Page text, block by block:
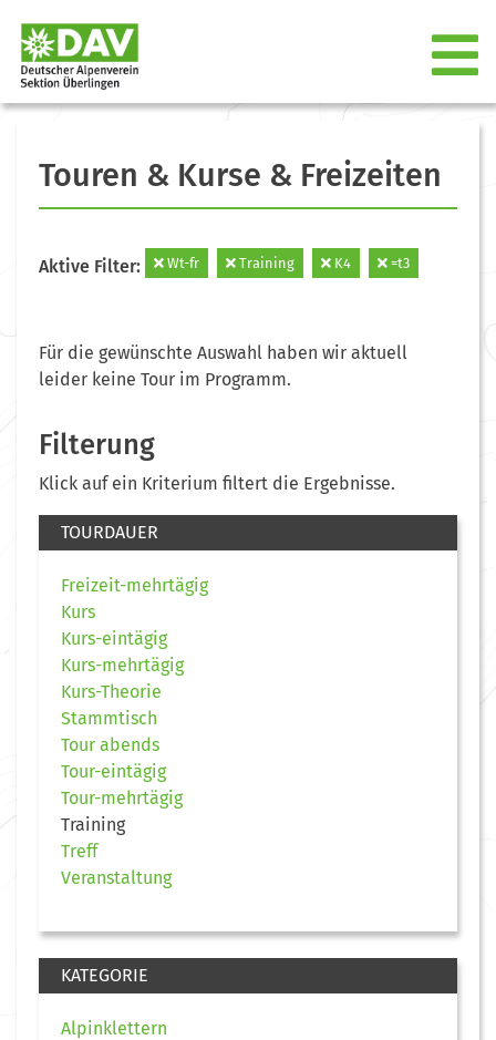
Touren & Kurse & Freizeiten
Aktive Filter: Wt-fr Training K4 =t3
Für die gewünschte Auswahl haben wir aktuell
leider keine Tour im Programm.
Filterung
Klick auf ein Kriterium filtert die Ergebnisse.
TOURDAUER
Freizeit-mehrtägig
Kurs
Kurs-eintägig
Kurs-mehrtägig
Kurs-Theorie
Stammtisch
Tour abends
Tour-eintägig
Tour-mehrtägig
Training
Treff
Veranstaltung
KATEGORIE
Alpinklettern